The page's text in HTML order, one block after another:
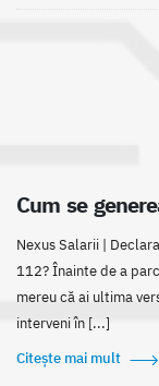
Cum se
Nexus Salarii |
112? Înainte de a
mereu că ai ultima
interveni în [...]
Citește mai mult